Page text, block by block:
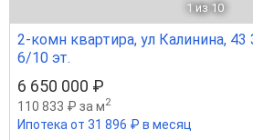
1 из 10
2-комн квартира, ул Калинина, 43
6/10 эт.
6 650 000 ₽
110 833 ₽ за м2
Ипотека от 31 896 ₽ в месяц